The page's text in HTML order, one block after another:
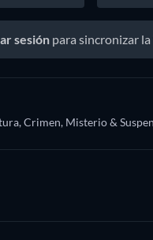
sesión para sincronizar
Crimen, Misterio &